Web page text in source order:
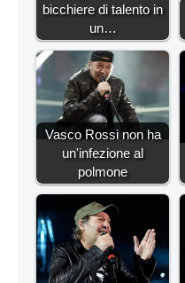
bicchiere di talento in
un…
Vasco Rossi non ha
un'infezione al
polmone